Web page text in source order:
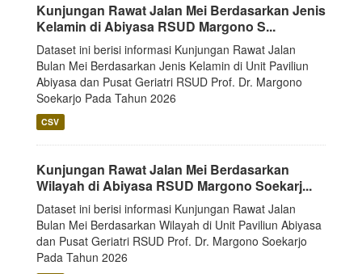
Kunjungan Rawat Jalan Mei Berdasarkan Jenis
Kelamin di Abiyasa RSUD Margono S...
Dataset ini berisi informasi Kunjungan Rawat Jalan
Bulan Mei Berdasarkan Jenis Kelamin di Unit Paviliun
Abiyasa dan Pusat Geriatri RSUD Prof. Dr. Margono
Soekarjo Pada Tahun 2026
CSV
Kunjungan Rawat Jalan Mei Berdasarkan
Wilayah di Abiyasa RSUD Margono Soekarj...
Dataset ini berisi informasi Kunjungan Rawat Jalan
Bulan Mei Berdasarkan Wilayah di Unit Paviliun Abiyasa
dan Pusat Geriatri RSUD Prof. Dr. Margono Soekarjo
Pada Tahun 2026